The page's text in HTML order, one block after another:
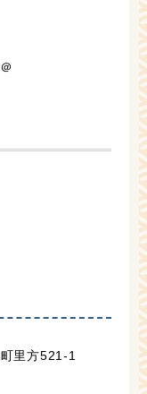
里方521-1